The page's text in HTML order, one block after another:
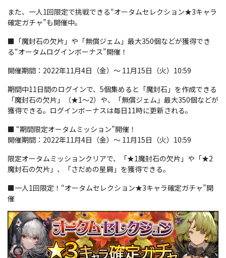
また、一人1回限定で挑戦できる“オータムセレクション★3キャラ
確定ガチャ”も開催中。
■「魔封石の欠片」や「無償ジェム」最大350個などが獲得でき
る“オータムログインボーナス”開催！
開催期間：2022年11月4日（金）～ 11月15日（火）10:59
期間中11日間のログインで、5個集めると「魔封石」を作成できる
「魔封石の欠片」（★1～2）や、「無償ジェム」最大350個などが
獲得できる。ログインボーナスは毎日11時に更新される。
■ “期間限定オータムミッション”開催！
開催期間：2022年11月4日（金）～ 11月15日（火）10:59
限定オータムミッションクリアで、「★1魔封石の欠片」や「★2
魔封石の欠片」、「さだめの星屑」を獲得できる。
■一人1回限定！“オータムセレクション★3キャラ確定ガチャ”開
催